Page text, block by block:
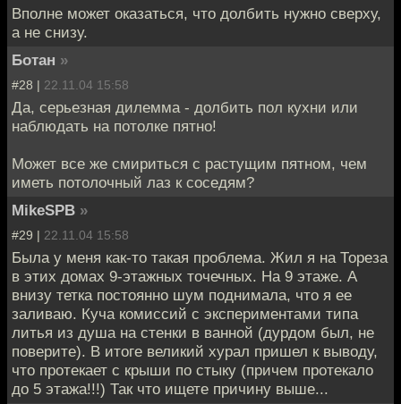
Вполне может оказаться, что долбить нужно сверху,
а не снизу.
Ботан »
#28 | 22.11.04 15:58
Да, серьезная дилемма - долбить пол кухни или
наблюдать на потолке пятно!
Может все же смириться с растущим пятном, чем
иметь потолочный лаз к соседям?
MikeSPB »
#29 | 22.11.04 15:58
Была у меня как-то такая проблема. Жил я на Тореза
в этих домах 9-этажных точечных. На 9 этаже. А
внизу тетка постоянно шум поднимала, что я ее
заливаю. Куча комиссий с экспериментами типа
литья из душа на стенки в ванной (дурдом был, не
поверите). В итоге великий хурал пришел к выводу,
что протекает с крыши по стыку (причем протекало
до 5 этажа!!!) Так что ищете причину выше...